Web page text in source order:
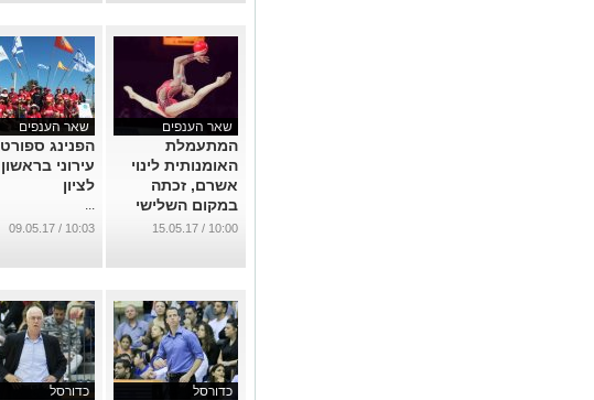
שאר הענפים
המתעמלת
האומנותית לינוי
אשרם, זכתה
במקום השלישי
בגביע העולם
10:00 / 15.05.17
שאר הענפים
הפנינג ספורט
עירוני בראשון
לציון
...
10:03 / 09.05.17
כדורסל כדורסל